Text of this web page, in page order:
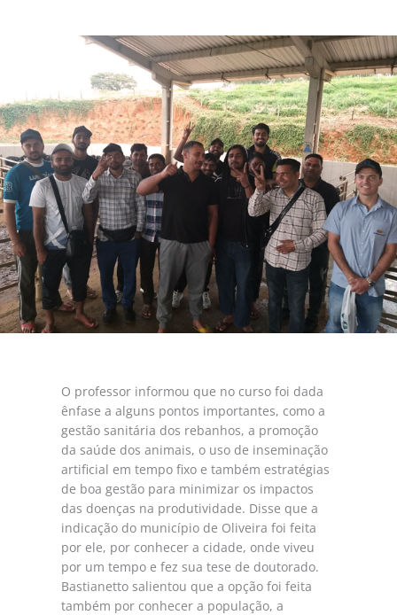
O professor informou que no curso foi dada
ênfase a alguns pontos importantes, como a
gestão sanitária dos rebanhos, a promoção
da saúde dos animais, o uso de inseminação
artificial em tempo fixo e também estratégias
de boa gestão para minimizar os impactos
das doenças na produtividade. Disse que a
indicação do município de Oliveira foi feita
por ele, por conhecer a cidade, onde viveu
por um tempo e fez sua tese de doutorado.
Bastianetto salientou que a opção foi feita
também por conhecer a população, a